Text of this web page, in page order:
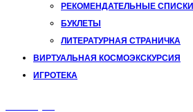
РЕКОМЕНДАТЕЛЬНЫЕ СПИСКИ
БУКЛЕТЫ
ЛИТЕРАТУРНАЯ СТРАНИЧКА
ВИРТУАЛЬНАЯ КОСМОЭКСКУРСИЯ
ИГРОТЕКА